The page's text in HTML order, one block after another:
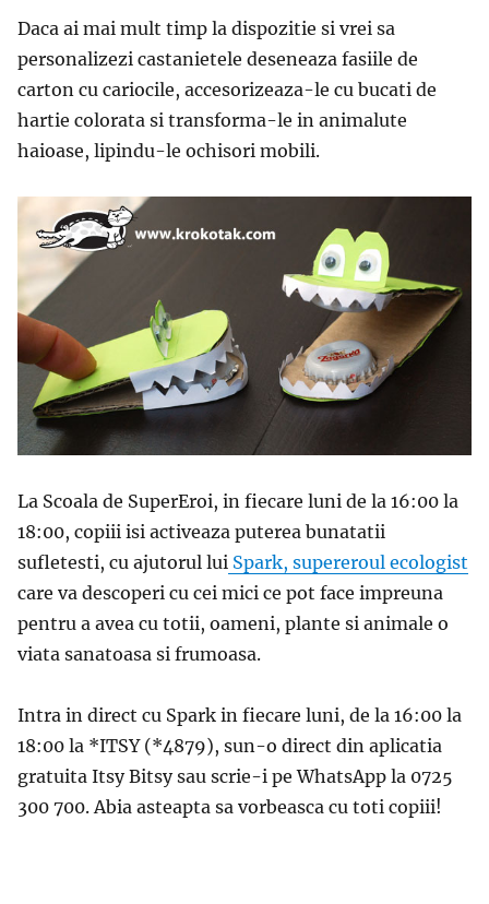
Daca ai mai mult timp la dispozitie si vrei sa
personalizezi castanietele deseneaza fasiile de
carton cu cariocile, accesorizeaza-le cu bucati de
hartie colorata si transforma-le in animalute
haioase, lipindu-le ochisori mobili.
La Scoala de SuperEroi, in fiecare luni de la 16:00 la
18:00, copiii isi activeaza puterea bunatatii
sufletesti, cu ajutorul lui Spark, supereroul ecologist
care va descoperi cu cei mici ce pot face impreuna
pentru a avea cu totii, oameni, plante si animale o
viata sanatoasa si frumoasa.
Intra in direct cu Spark in fiecare luni, de la 16:00 la
18:00 la *ITSY (*4879), sun-o direct din aplicatia
gratuita Itsy Bitsy sau scrie-i pe WhatsApp la 0725
300 700. Abia asteapta sa vorbeasca cu toti copiii!